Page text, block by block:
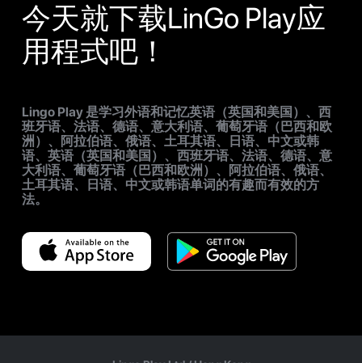
今天就下载LinGo Play应
用程式吧！
Lingo Play 是学习外语和记忆英语（英国和美国）、西
班牙语、法语、德语、意大利语、葡萄牙语（巴西和欧
洲）、阿拉伯语、俄语、土耳其语、日语、中文或韩
语、英语（英国和美国）、西班牙语、法语、德语、意
大利语、葡萄牙语（巴西和欧洲）、阿拉伯语、俄语、
土耳其语、日语、中文或韩语单词的有趣而有效的方
法。